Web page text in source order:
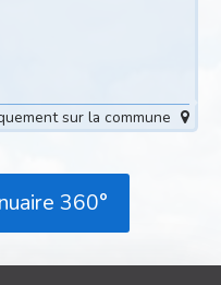
sur la commune
360°